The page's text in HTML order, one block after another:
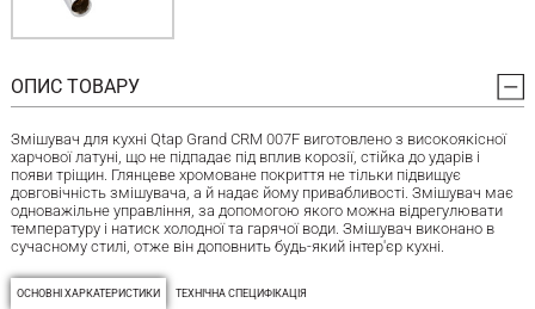
ОПИС ТОВАРУ
Змішувач для кухні Qtap Grand CRM 007F виготовлено з високоякісної
харчової латуні, що не підпадає під вплив корозії, стійка до ударів і
появи тріщин. Глянцеве хромоване покриття не тільки підвищує
довговічність змішувача, а й надає йому привабливості. Змішувач має
одноважільне управління, за допомогою якого можна відрегулювати
температуру і натиск холодної та гарячої води. Змішувач виконано в
сучасному стилі, отже він доповнить будь-який інтер'єр кухні.
ОСНОВНІ ХАРКАТЕРИСТИКИ ТЕХНІЧНА СПЕЦИФІКАЦІЯ